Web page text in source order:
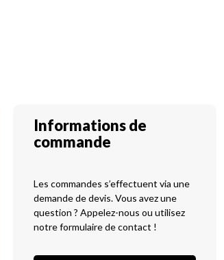
Informations de
commande
Les commandes s’effectuent via une
demande de devis. Vous avez une
question ? Appelez-nous ou utilisez
notre formulaire de contact !